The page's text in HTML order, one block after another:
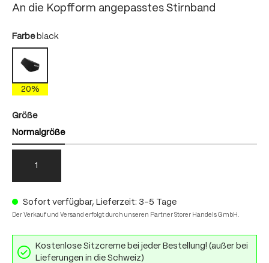
An die Kopfform angepasstes Stirnband
Farbeauswählen
black
black
20%
Größeauswählen
Normalgröße
1
Sofort verfügbar, Lieferzeit: 3-5 Tage
Der Verkauf und Versand erfolgt durch unseren Partner Storer Handels GmbH.
Kostenlose Sitzcreme bei jeder Bestellung! (außer bei
Lieferungen in die Schweiz)